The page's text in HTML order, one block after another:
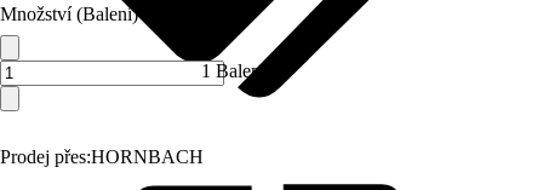
Prodej přes:HORNBACH
Množství (Balení)
1 Balení